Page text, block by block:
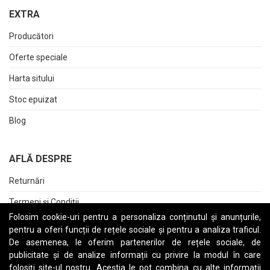
Folosim cookie-uri pentru a personaliza conținutul și anunțurile,
pentru a oferi funcții de rețele sociale și pentru a analiza traficul.
De asemenea, le oferim partenerilor de rețele sociale, de
publicitate și de analize informații cu privire la modul în care
folosiți site-ul nostru. Aceștia le pot combina cu alte informații
EXTRA
Producători
Oferte speciale
Harta sitului
Stoc epuizat
Blog
AFLĂ DESPRE
Returnări
Termeni și Condiții
Raport date personale
Cerere stergere cont